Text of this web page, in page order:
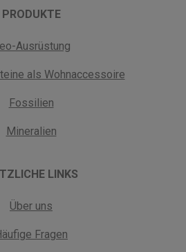
PRODUKTE
Ausrüstung
als Wohnaccessoire
Fossilien
Mineralien
LINKS
Über uns
Fragen